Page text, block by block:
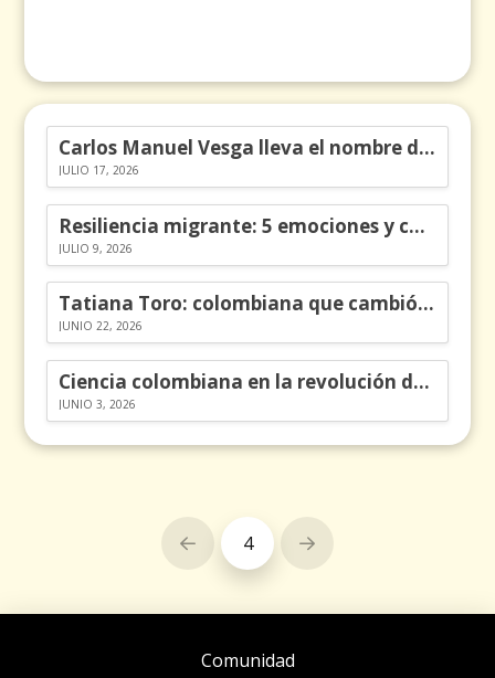
Carlos Manuel Vesga lleva el nombre de Colombia a los Emmy
JULIO 17, 2026
Resiliencia migrante: 5 emociones y cómo gestionarlas
JULIO 9, 2026
Tatiana Toro: colombiana que cambió la historia de las matemáticas
JUNIO 22, 2026
Ciencia colombiana en la revolución de los órganos en chips
JUNIO 3, 2026
Prev 4 Next
Comunidad